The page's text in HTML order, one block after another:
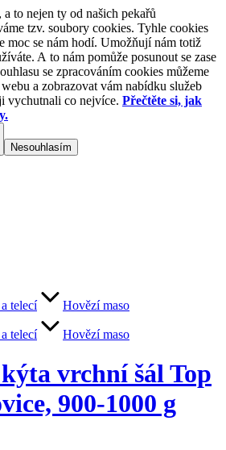
to nejen ty od našich pekařů
tzv. soubory cookies. Tyhle cookies
moc se nám hodí. Umožňují nám totiž
A to nám pomůže posunout se zase
se zpracováním cookies můžeme
a zobrazovat vám nabídku služeb
vychutnali co nejvíce. Přečtěte si, jak
Nesouhlasím
telecí Hovězí maso
telecí Hovězí maso
vrchní šál Top
900-1000 g